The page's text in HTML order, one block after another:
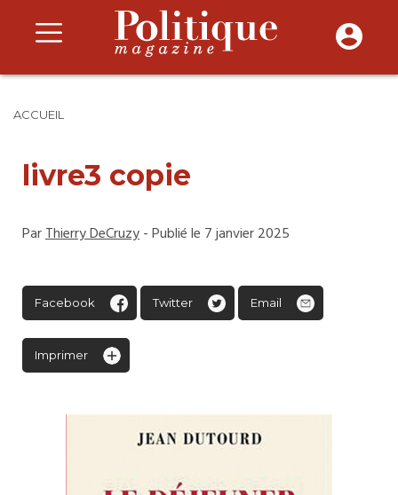
ACCUEIL
livre3 copie
ParThierry DeCruzy- Publié le 7 janvier 2025
Facebook Twitter Email
Imprimer